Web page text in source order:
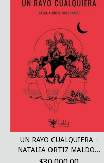
UN RAYO CUALQUIERA -
NATALIA ORTIZ MALDO...